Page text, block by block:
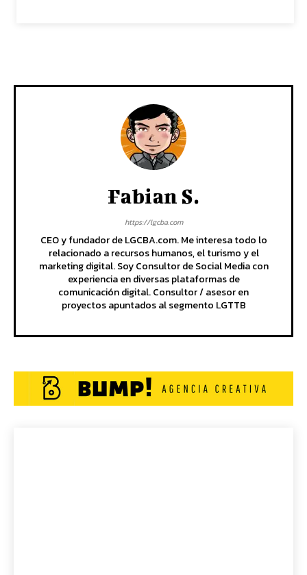
Fabian S.
https://lgcba.com
CEO y fundador de LGCBA.com. Me interesa todo lo
relacionado a recursos humanos, el turismo y el
marketing digital. Soy Consultor de Social Media con
experiencia en diversas plataformas de
comunicación digital. Consultor / asesor en
proyectos apuntados al segmento LGTTB